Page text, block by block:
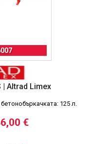
| Altrad Limex
125 л.
€